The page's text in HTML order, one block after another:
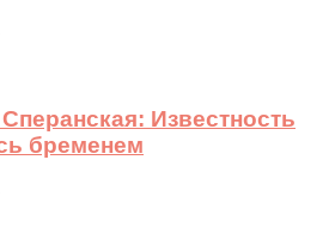
Известность
бременем